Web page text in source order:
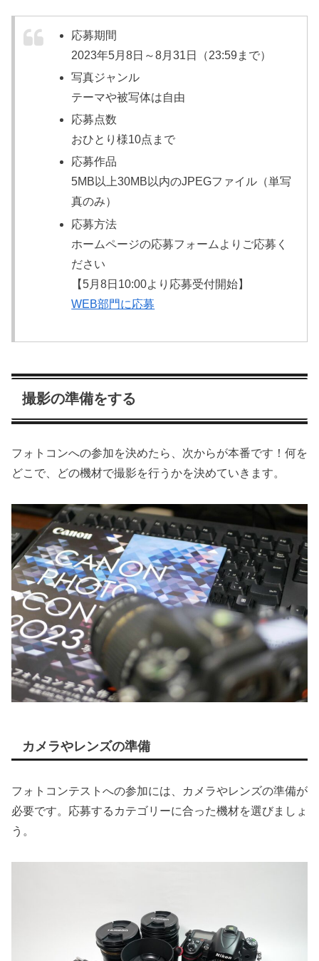
応募期間
2023年5月8日～8月31日（23:59まで）
写真ジャンル
テーマや被写体は自由
応募点数
おひとり様10点まで
応募作品
5MB以上30MB以内のJPEGファイル（単写
真のみ）
応募方法
ホームページの応募フォームよりご応募く
ださい
【5月8日10:00より応募受付開始】
WEB部門に応募
撮影の準備をする
フォトコンへの参加を決めたら、次からが本番です！何を
どこで、どの機材で撮影を行うかを決めていきます。
カメラやレンズの準備
フォトコンテストへの参加には、カメラやレンズの準備が
必要です。応募するカテゴリーに合った機材を選びましょ
う。